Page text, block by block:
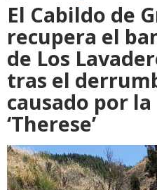
El Cabildo de
recupera el
de Los
tras el
causado por
‘Therese’